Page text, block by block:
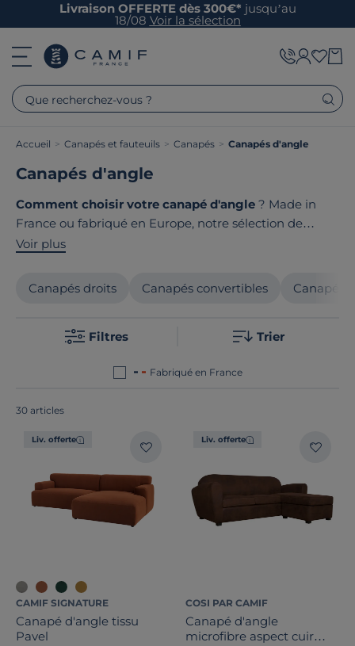
Livraison OFFERTE dès 300€* jusqu’au
18/08 Voir la sélection
Que recherchez-vous ?
Accueil > Canapés et fauteuils > Canapés > Canapés d'angle
Canapés d'angle
Comment choisir votre canapé d'angle ? Made in
France ou fabriqué en Europe, notre sélection de
canapés d'angle s'adapte à votre salon et à vos envies.
d'angle devient la pièce maîtresse de votre intérieur.
Sa forme en L optimise l'espace tout en créant un coin
nous sélectionnons des fabricants engagés dans une
canapés d'angle de qualité.
Voir plus
Canapés droits Canapés convertibles Canapés
Filtres Trier
Fabriqué en France
30 articles
Liv. offerte
CAMIF SIGNATURE
Canapé d'angle tissu
Pavel
Liv. offerte
COSI PAR CAMIF
Canapé d'angle
microfibre aspect cuir